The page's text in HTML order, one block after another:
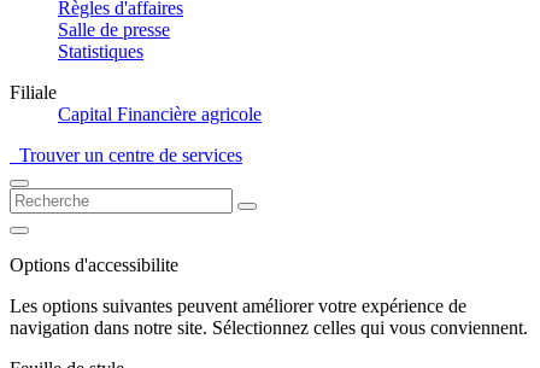
Règles d'affaires
Salle de presse
Statistiques
Filiale
Capital Financière agricole
Trouver un centre de services
Options d'accessibilite
Les options suivantes peuvent améliorer votre expérience de
navigation dans notre site. Sélectionnez celles qui vous conviennent.